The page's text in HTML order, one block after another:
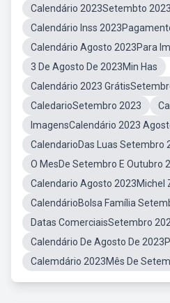
Calendário 2023Setembto 2023
Calendário Inss
Calendário Agosto 2023Para
3 De Agosto De 2023Min Has
Calendário 2023
CaledarioSetembro 2023
ImagensCalendário 2023
CalendarioDas Luas Setembro
O MesDe Setembro E Outubro
Calendario Agosto 2023Michel
CalendárioBolsa Família
Datas ComerciaisSetembro
Calendário De Agosto De
Calemdário 2023Mês De